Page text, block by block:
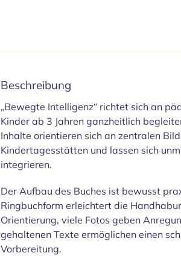
Beschreibung
„Bewegte Intelligenz“ richtet sich an
Kinder ab 3 Jahren ganzheitlich
Inhalte orientieren sich an zentralen
Kindertagesstätten und lassen sich
integrieren.
Der Aufbau des Buches ist bewusst
Ringbuchform erleichtert die
Orientierung, viele Fotos geben
gehaltenen Texte ermöglichen einen
Vorbereitung.